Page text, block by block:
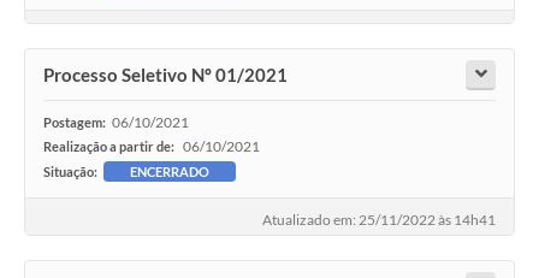
Processo Seletivo Nº 01/2021
Postagem: 06/10/2021
Realização a partir de: 06/10/2021
Situação: ENCERRADO
Atualizado em: 25/11/2022 às 14h41